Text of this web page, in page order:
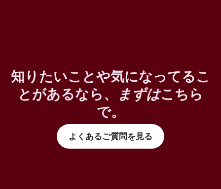
知りたいことや気になってるこ
とがあるなら、
まずはこちら
で。
よくあるご質問を見る